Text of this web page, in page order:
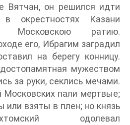
Вятчан, он решился идти
окрестностях Казани
Московскою ратию.
его, Ибрагим заградил
на берегу конницу.
мужеством
за руки, секлись мечами.
пали мертвые;
или взяты в плен; но князь
одолевал